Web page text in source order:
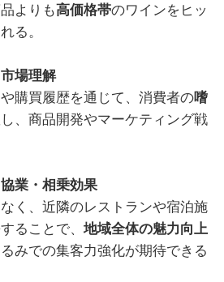
よりも高価格帯のワインをヒッ
る。
場理解
購買履歴を通じて、消費者の嗜
、商品開発やマーケティング戦
業・相乗効果
く、近隣のレストランや宿泊施
ることで、 地域全体の魅力向上
みでの集客力強化が期待できる